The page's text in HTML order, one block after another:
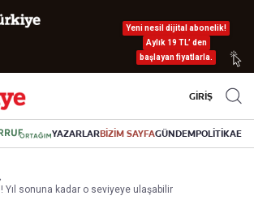
Yeni nesil dijital abonelik!
Aylık 19 TL’ den
başlayan fiyatlarla.
GİRİŞ
YAZARLARBİZİM SAYFAGÜNDEMPOLİTİKA
Yıl sonuna kadar o seviyeye ulaşabilir